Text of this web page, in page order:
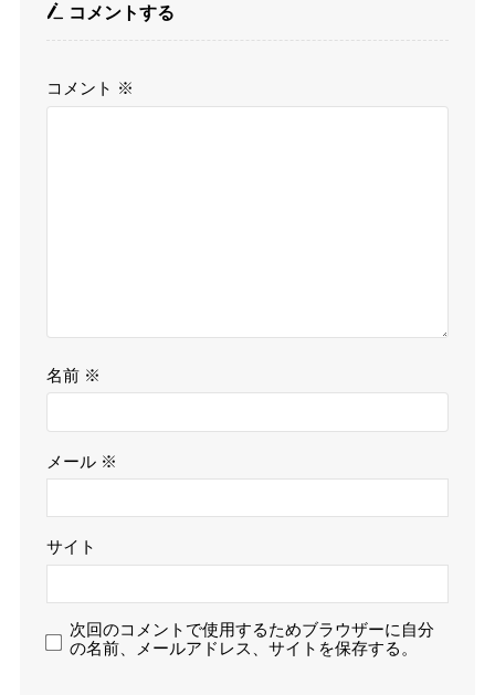
コメントする
コメント ※
名前 ※
メール ※
サイト
次回のコメントで使用するためブラウザーに自分
の名前、メールアドレス、サイトを保存する。